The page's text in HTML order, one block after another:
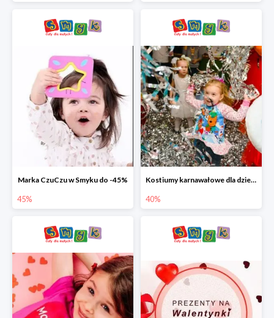
Marka CzuCzu w Smyku do -45%
45%
Kostiumy karnawałowe dla dzieci w Smyku do -40%
40%